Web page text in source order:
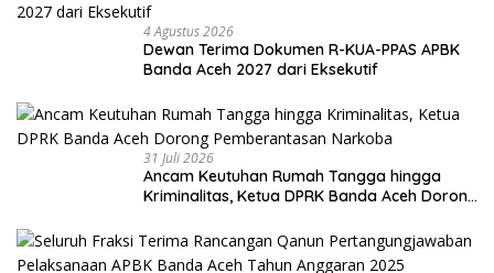
4 Agustus 2026
Dewan Terima Dokumen R-KUA-PPAS APBK
Banda Aceh 2027 dari Eksekutif
31 Juli 2026
Ancam Keutuhan Rumah Tangga hingga
Kriminalitas, Ketua DPRK Banda Aceh Dorong